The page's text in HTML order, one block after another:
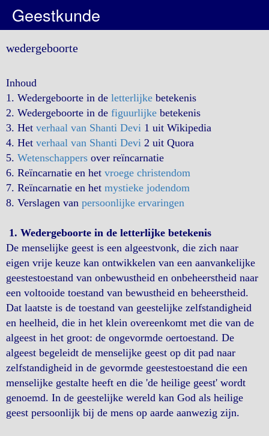
Geestkunde
wedergeboorte
Inhoud
1. Wedergeboorte in de letterlijke betekenis
2. Wedergeboorte in de figuurlijke betekenis
3. Het verhaal van Shanti Devi 1 uit Wikipedia
4. Het verhaal van Shanti Devi 2 uit Quora
5. Wetenschappers over reïncarnatie
6. Reïncarnatie en het vroege christendom
7. Reïncarnatie en het mystieke jodendom
8. Verslagen van persoonlijke ervaringen
1. Wedergeboorte in de letterlijke betekenis
De menselijke geest is een algeestvonk, die zich naar
eigen vrije keuze kan ontwikkelen van een aanvankelijke
geestestoestand van onbewustheid en onbeheerstheid naar
een voltooide toestand van bewustheid en beheerstheid.
Dat laatste is de toestand van geestelijke zelfstandigheid
en heelheid, die in het klein overeenkomt met die van de
algeest in het groot: de ongevormde oertoestand. De
algeest begeleidt de menselijke geest op dit pad naar
zelfstandigheid in de gevormde geestestoestand die een
menselijke gestalte heeft en die 'de heilige geest' wordt
genoemd. In de geestelijke wereld kan God als heilige
geest persoonlijk bij de mens op aarde aanwezig zijn.